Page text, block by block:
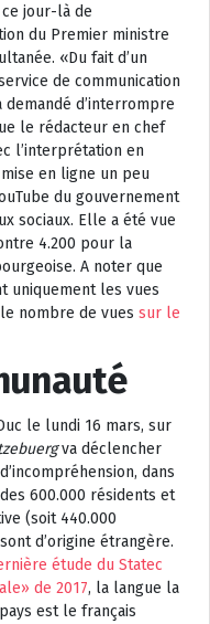
jour-là de
du Premier ministre
«Du fait d’un
de communication
d’interrompre
le rédacteur en chef
l’interprétation en
en ligne un peu
du gouvernement
sociaux. Elle a été vue
4.200 pour la
A noter que
uniquement les vues
nombre de vues sur le
le lundi 16 mars, sur
va déclencher
dans
600.000 résidents et
(soit 440.000
d’origine étrangère.
étude du Statec
de 2017, la langue la
est le français